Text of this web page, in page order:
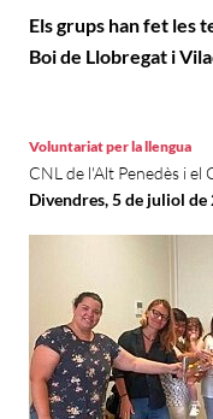
Els grups han fet les
Boi de Llobregat i
Voluntariat per la llengua
CNL de l'Alt Penedès i el
Divendres, 5 de juliol de